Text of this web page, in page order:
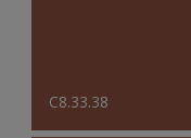
C8.33.38